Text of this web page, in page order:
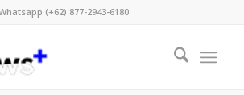
(+62) 877-2943-6180